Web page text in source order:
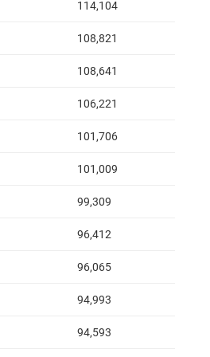
114,104
108,821
108,641
106,221
101,706
101,009
99,309
96,412
96,065
94,993
94,593